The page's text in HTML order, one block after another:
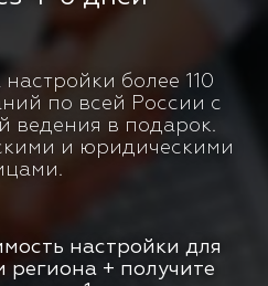
более 110
по всей России с
ведения в подарок.
и юридическими
настройки для
региона + получите